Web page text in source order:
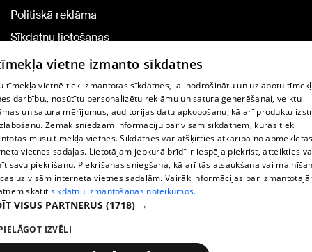
Politiskā reklāma
Sīkdatņu lietošanas
noteikumi
Komentāru pievienošana
TV programma
Līguma noteikumi
360 Ziņu kontakti
Helio Media
Portāla palīdzības dienests: e-pasts -
vietne izmanto sīkdatnes
tīmekļa vietnē tiek izmantotas sīkdatnes, lai nodrošinātu un uzlabotu
darbību., nosūtītu personalizētu reklāmu un satura ģenerēšanai, veiktu
un satura mērījumus, auditorijas datu apkopošanu, kā arī produktu
Zemāk sniedzam informāciju par visām sīkdatnēm, kuras tiek
mūsu tīmekļa vietnēs. Sīkdatnes var atšķirties atkarībā no
vietnes sadaļas. Lietotājam jebkurā brīdī ir iespēja piekrist, atteikties
savu piekrišanu. Piekrišanas sniegšana, kā arī tās atsaukšana vai
uz visām interneta vietnes sadaļām. Vairāk informācijas par
skatīt sīkdatņu izmantošanas noteikumos.
VISUS PARTNERUS (1718) →
IZVĒLI